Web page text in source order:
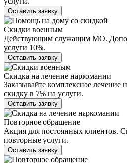
Оставить заявку
Скидки военным
Действующим служащим МО.
услуги 10%.
Оставить заявку
Скидка на лечение наркомании
Заказывайте комплексное лечение
скидку в 7% на услуги.
Оставить заявку
Повторное обращение
Акция для постоянных клиентов.
повторные услуги.
Оставить заявку